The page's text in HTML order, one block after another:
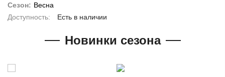
Сезон: Весна
Есть в наличии
Новинки сезона